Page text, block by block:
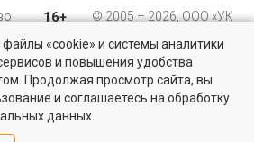
рынке
в Санкт-Петербурге и области от
недвижимости
16+
© 2005 – 2026, ООО «УК
196105, Санкт-
Петербург, пр. Юрия
Гагарина, 1
файлы «cookie» и системы аналитики
и повышения удобства
Продолжая просмотр сайта, вы
и соглашаетесь на обработку
данных.